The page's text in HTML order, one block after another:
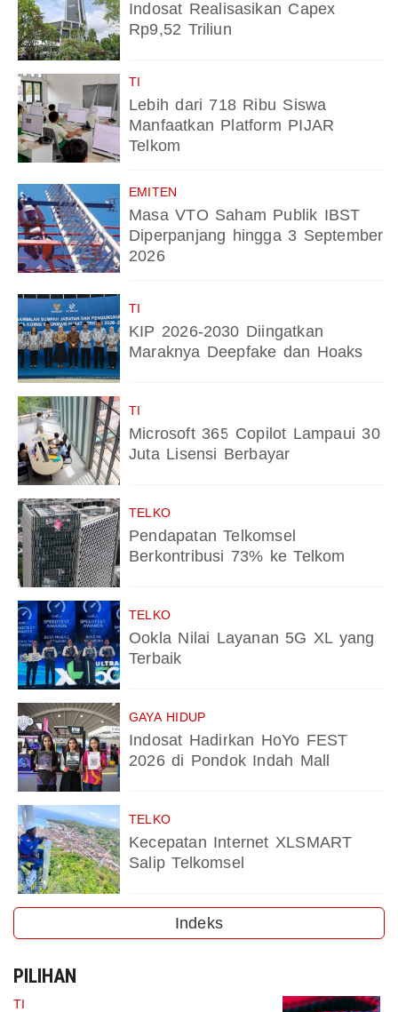
Indosat Realisasikan Capex
Rp9,52 Triliun
TI
Lebih dari 718 Ribu Siswa
Manfaatkan Platform PIJAR
Telkom
EMITEN
Masa VTO Saham Publik IBST
Diperpanjang hingga 3 September
2026
TI
KIP 2026-2030 Diingatkan
Maraknya Deepfake dan Hoaks
TI
Microsoft 365 Copilot Lampaui 30
Juta Lisensi Berbayar
TELKO
Pendapatan Telkomsel
Berkontribusi 73% ke Telkom
TELKO
Ookla Nilai Layanan 5G XL yang
Terbaik
GAYA HIDUP
Indosat Hadirkan HoYo FEST
2026 di Pondok Indah Mall
TELKO
Kecepatan Internet XLSMART
Salip Telkomsel
Indeks
PILIHAN
TI